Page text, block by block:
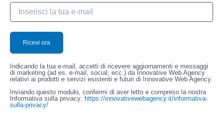
Indicando la tua e-mail, accetti di ricevere aggiornamenti e messaggi
di marketing (ad es. e-mail, social, ecc.) da Innovative Web Agency
relativi ai prodotti e servizi esistenti e futuri di Innovative Web Agency.
Inviando questo modulo, confermi di aver letto e compreso la nostra
Informativa sulla privacy: https://innovativewebagency.it/informativa-
sulla-privacy/